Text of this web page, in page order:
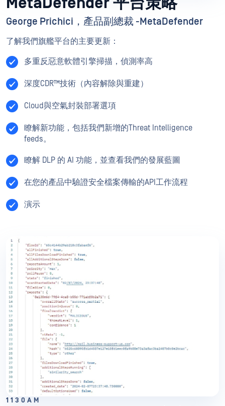
George Prichici，產品副總裁 -MetaDefender
了解我們旗艦平台的主要更新：
多重反惡意軟體引擎掃描，偵測率高
深度CDR™技術（內容解除與重建）
Cloud與空氣封裝部署選項
瞭解新功能，包括我們新增的Threat Intelligence
feeds。
瞭解 DLP 的 AI 功能，並查看我們的發展藍圖
在您的產品中驗證安全檔案傳輸的API工作流程
演示
1130AM